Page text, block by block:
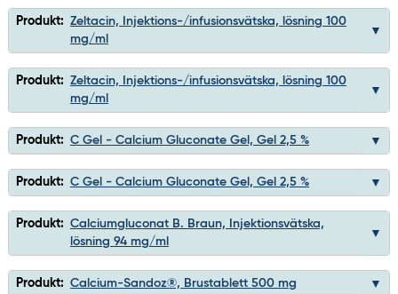
Produkt: Zeltacin, Injektions-/infusionsvätska, lösning 100
mg/ml
Produkt: Zeltacin, Injektions-/infusionsvätska, lösning 100
mg/ml
Produkt: C Gel - Calcium Gluconate Gel, Gel 2,5 %
Produkt: C Gel - Calcium Gluconate Gel, Gel 2,5 %
Produkt: Calciumgluconat B. Braun, Injektionsvätska,
lösning 94 mg/ml
Produkt: Calcium-Sandoz®, Brustablett 500 mg